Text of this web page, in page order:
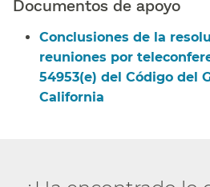
Documentos de apoyo​​
Conclusiones de la
reuniones por
54953(e) del Código del
California​​